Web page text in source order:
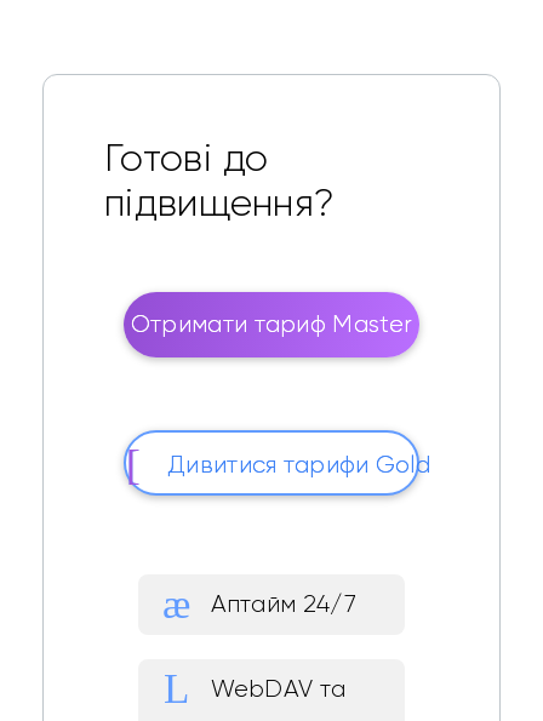
Готові до
підвищення?
Отримати тариф Master
Дивитися тарифи Gold
Аптайм 24/7
WebDAV та